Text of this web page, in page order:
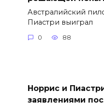
Австралийский
Пиастри выиграл
0 88
Норрис и
заявлениями